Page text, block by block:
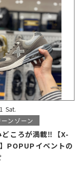
Sat.
ンゾーン
どころが満載‼【X-
POPUPイベントの